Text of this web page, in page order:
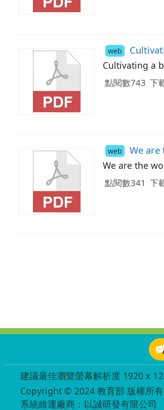
web
Cultivating a
點閱數743 下
web We
We are the
點閱數341 下
建議最佳瀏覽螢幕解析度 1920 x
Copyright © 2024 教育部 版權所有
系統維運廠商：以誠研發有限公司